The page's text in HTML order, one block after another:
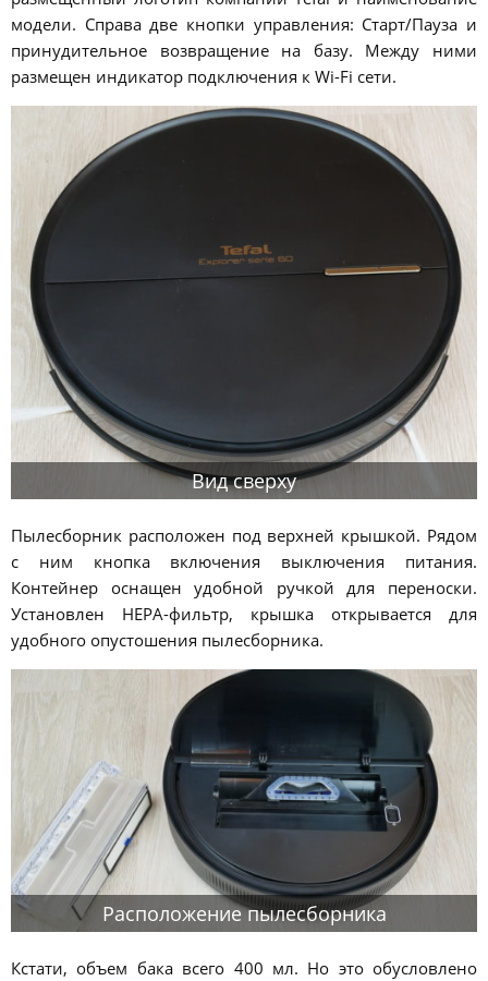
модели. Справа две кнопки управления: Старт/Пауза и
принудительное возвращение на базу. Между ними
размещен индикатор подключения к Wi-Fi сети.
Вид сверху
Пылесборник расположен под верхней крышкой. Рядом
с ним кнопка включения выключения питания.
Контейнер оснащен удобной ручкой для переноски.
Установлен HEPA-фильтр, крышка открывается для
удобного опустошения пылесборника.
Расположение пылесборника
Кстати, объем бака всего 400 мл. Но это обусловлено